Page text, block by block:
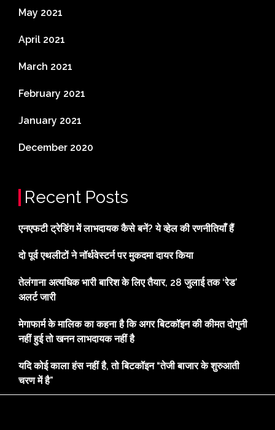
May 2021
April 2021
March 2021
February 2021
January 2021
December 2020
Recent Posts
एनएफटी ट्रेडिंग में लाभदायक कैसे बनें? ये व्हेल की रणनीतियाँ हैं
दो पूर्व एथलीटों ने नॉर्थवेस्टर्न पर मुकदमा दायर किया
तेलंगाना अत्यधिक भारी बारिश के लिए तैयार, 28 जुलाई तक ‘रेड’
अलर्ट जारी
मेगाफार्म के मालिक का कहना है कि अगर बिटकॉइन की कीमत दोगुनी
नहीं हुई तो खनन लाभदायक नहीं है
यदि कोई काला हंस नहीं है, तो बिटकॉइन “तेजी बाजार के शुरुआती
चरण में है”